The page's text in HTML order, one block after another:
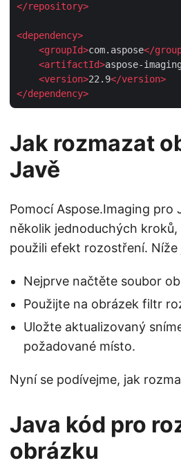
</repository>
<dependency>
<groupId>com.aspose</
<artifactId>aspose-imaging
<version>22.9</version>
</dependency>
Jak rozmazat
Javě
Pomocí Aspose.Imaging pro
několik jednoduchých
použili efekt rozostření.
Nejprve načtěte soubor
Použijte na obrázek filtr
Uložte aktualizovaný
požadované místo.
Nyní se podívejme, jak
Java kód pro
obrázku